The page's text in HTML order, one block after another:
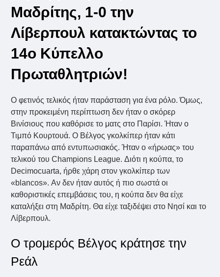
Μαδρίτης, 1-0 την
Λίβερπουλ κατακτώντας το
14ο Κύπελλο
Πρωταθλητριών!
Ο φετινός τελικός ήταν παράσταση για ένα ρόλο. Όμως,
στην προκειμένη περίπτωση δεν ήταν ο σκόρερ
Βινίσιους που καθόρισε το ματς στο Παρίσι. Ήταν ο
Τιμπό Κουρτουά. Ο Βέλγος γκολκίπερ ήταν κάτι
παραπάνω από εντυπωσιακός. Ήταν ο «ήρωας» του
τελικού του Champions League. Διότι η κούπα, το
Decimocuarta, ήρθε χάρη στον γκολκίπερ των
«blancos». Αν δεν ήταν αυτός ή πιο σωστά οι
καθοριστικές επεμβάσεις του, η κούπα δεν θα είχε
καταλήξει στη Μαδρίτη. Θα είχε ταξιδέψει στο Νησί και το
Λίβερπουλ.
Ο τρομερός Βέλγος κράτησε την
Ρεάλ